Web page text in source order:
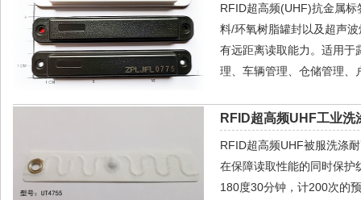
RFID超高频(UHF)抗金属
料/环氧树脂罐封以及超声
有远距离读取能力。适用于
理、车辆管理、仓储管理、
RFID超高频UHF工业
RFID超高频UHF被服洗涤
在保障读取性能的同时保护
180度30分钟，计200次的